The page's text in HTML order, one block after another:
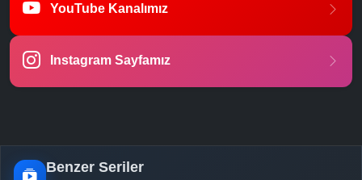
YouTube Kanalımız
Instagram Sayfamız
Benzer Seriler